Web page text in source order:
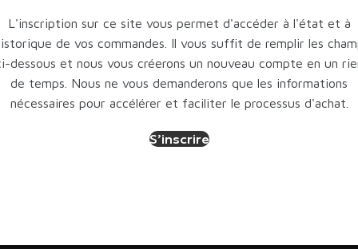
L'inscription sur ce site vous permet d'accéder à l'état et à
de vos commandes. Il vous suffit de remplir les
dessous et nous vous créerons un nouveau compte en un
de temps. Nous ne vous demanderons que les informations
nécessaires pour accélérer et faciliter le processus d'achat.
S’inscrire